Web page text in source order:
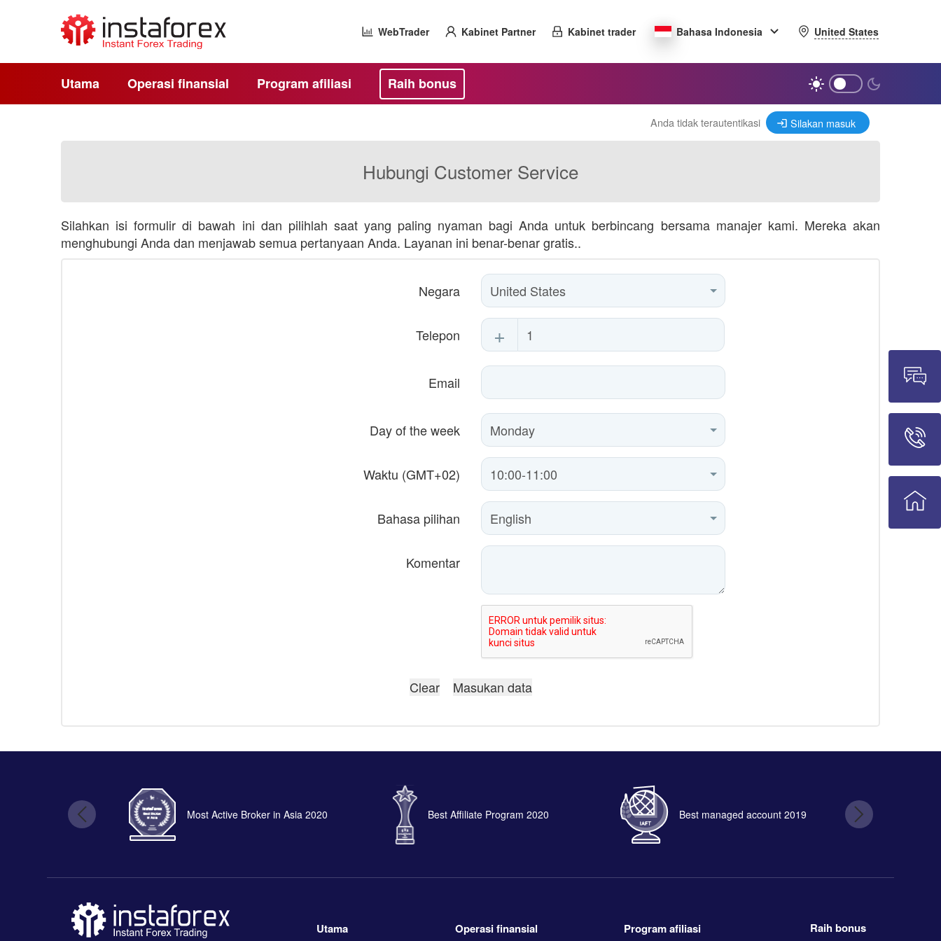
WebTrader Kabinet Partner Kabinet trader Bahasa Indonesia United States
Utama Operasi finansial Program afiliasi Raih bonus
Anda tidak terautentikasi Silakan masuk
Hubungi Customer Service
Silahkan isi formulir di bawah ini dan pilihlah saat yang paling nyaman bagi Anda untuk berbincang bersama manajer kami. Mereka akan
menghubungi Anda dan menjawab semua pertanyaan Anda. Layanan ini benar-benar gratis..
Negara
Telepon +
Email
Day of the week
Waktu (GMT+02)
Bahasa pilihan
Komentar
Most Active Broker in Asia 2020 Best Affiliate Program 2020 Best managed account 2019
Utama Operasi finansial Program afiliasi Raih bonus